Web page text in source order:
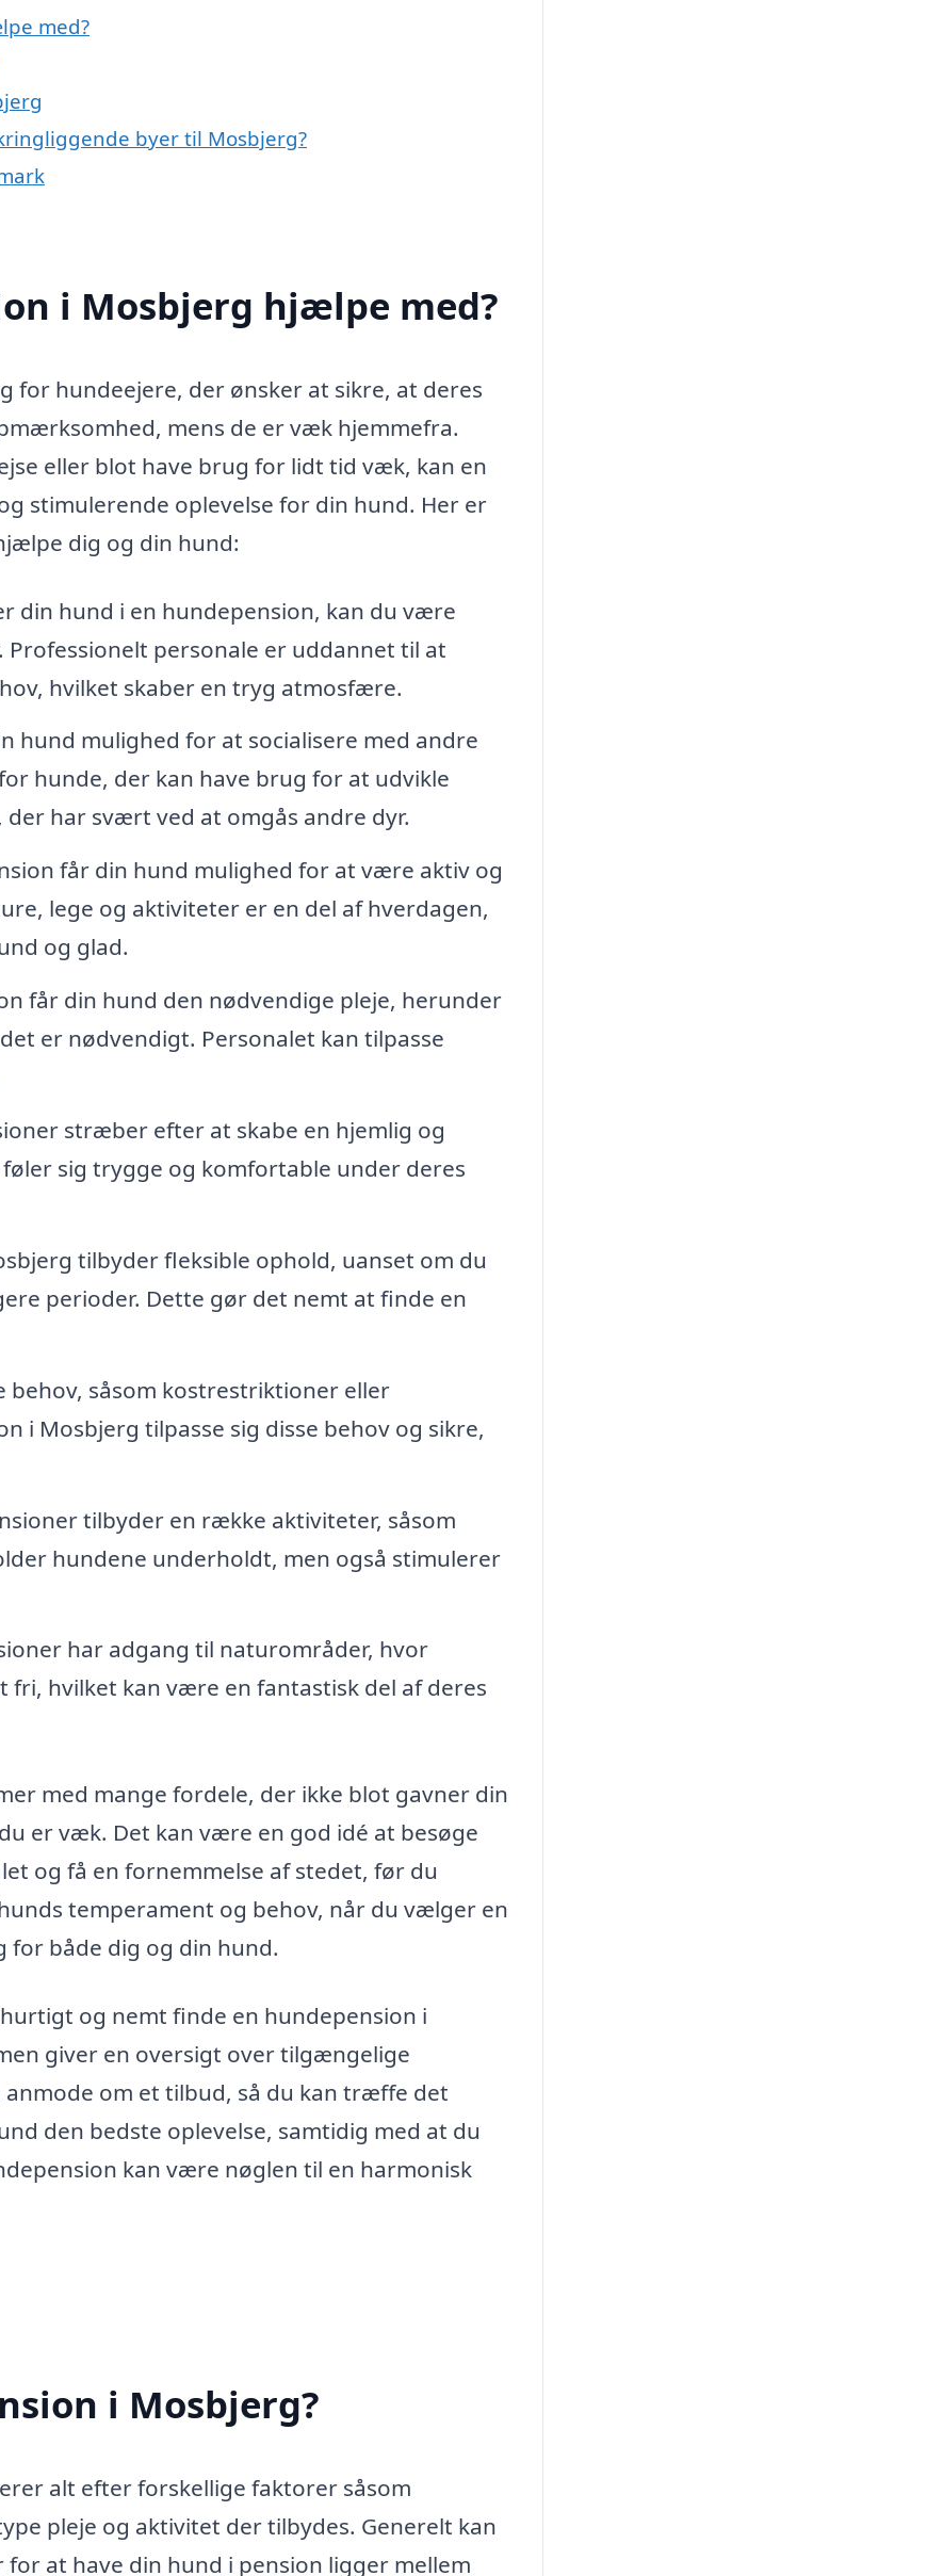
med?
byer til Mosbjerg?
i Mosbjerg hjælpe med?
for hundeejere, der ønsker at sikre, at deres
mens de er væk hjemmefra.
eller blot have brug for lidt tid væk, kan en
stimulerende oplevelse for din hund. Her er
dig og din hund:
din hund i en hundepension, kan du være
personale er uddannet til at
hvilket skaber en tryg atmosfære.
hund mulighed for at socialisere med andre
hunde, der kan have brug for at udvikle
har svært ved at omgås andre dyr.
får din hund mulighed for at være aktiv og
lege og aktiviteter er en del af hverdagen,
og glad.
får din hund den nødvendige pleje, herunder
er nødvendigt. Personalet kan tilpasse
stræber efter at skabe en hjemlig og
sig trygge og komfortable under deres
tilbyder fleksible ophold, uanset om du
perioder. Dette gør det nemt at finde en
behov, såsom kostrestriktioner eller
i Mosbjerg tilpasse sig disse behov og sikre,
tilbyder en række aktiviteter, såsom
hundene underholdt, men også stimulerer
har adgang til naturområder, hvor
fri, hvilket kan være en fantastisk del af deres
med mange fordele, der ikke blot gavner din
er væk. Det kan være en god idé at besøge
og få en fornemmelse af stedet, før du
temperament og behov, når du vælger en
for både dig og din hund.
og nemt finde en hundepension i
giver en oversigt over tilgængelige
om et tilbud, så du kan træffe det
den bedste oplevelse, samtidig med at du
kan være nøglen til en harmonisk
i Mosbjerg?
alt efter forskellige faktorer såsom
pleje og aktivitet der tilbydes. Generelt kan
at have din hund i pension ligger mellem